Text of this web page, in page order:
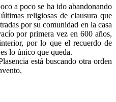
a poco se ha ido abandonando
religiosas de clausura que
por su comunidad en la casa
por primera vez en 600 años,
por lo que el recuerdo de
lo único que queda.
está buscando otra orden